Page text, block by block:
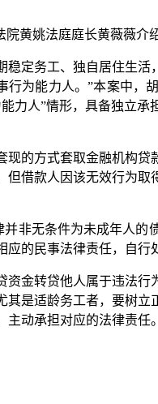
黄姚法庭庭长黄薇薇介绍
务工、独自居住生活
为能力人。”本案中，
人”情形，具备独立承
方式套取金融机构贷
借款人因该无效行为
无条件为未成年人的
的民事法律责任，自行
转贷他人属于违法行
是适龄务工者，要树
动承担对应的法律责任。